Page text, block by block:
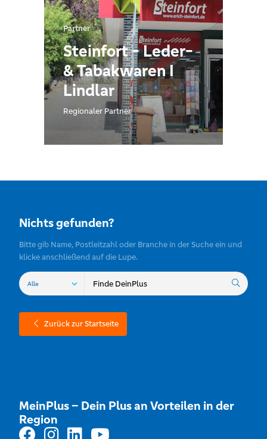
Partner
Steinfort - Leder-
& Tabakwaren I
Lindlar
Regionaler Partner
Nichts gefunden?
Bitte gib Name, Postleitzahl oder Branche in der Suche ein und
klicke anschließend auf die Lupe.
Zurück zur Startseite
MeinPlus – Dein Plus an Vorteilen in der
Region